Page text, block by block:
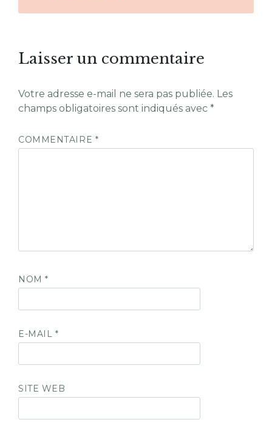
Laisser un commentaire
Votre adresse e-mail ne sera pas publiée. Les
champs obligatoires sont indiqués avec *
COMMENTAIRE *
NOM*
E-MAIL *
SITE WEB